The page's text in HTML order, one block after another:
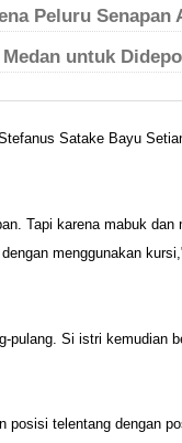
Peluru Senapan
untuk
Satake Bayu
Tapi karena mabuk dan
menggunakan
pulang. Si istri kemudian
posisi telentang dengan